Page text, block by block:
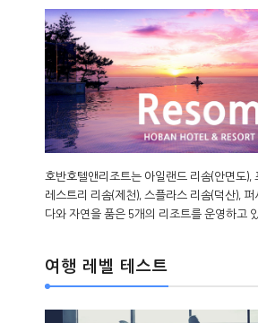
호반호텔앤리조트는 아일랜드 리솜(안면도),
레스트리 리솜(제천), 스플라스 리솜(덕산),
다와 자연을 품은 5개의 리조트를 운영하고
여행 레벨 테스트